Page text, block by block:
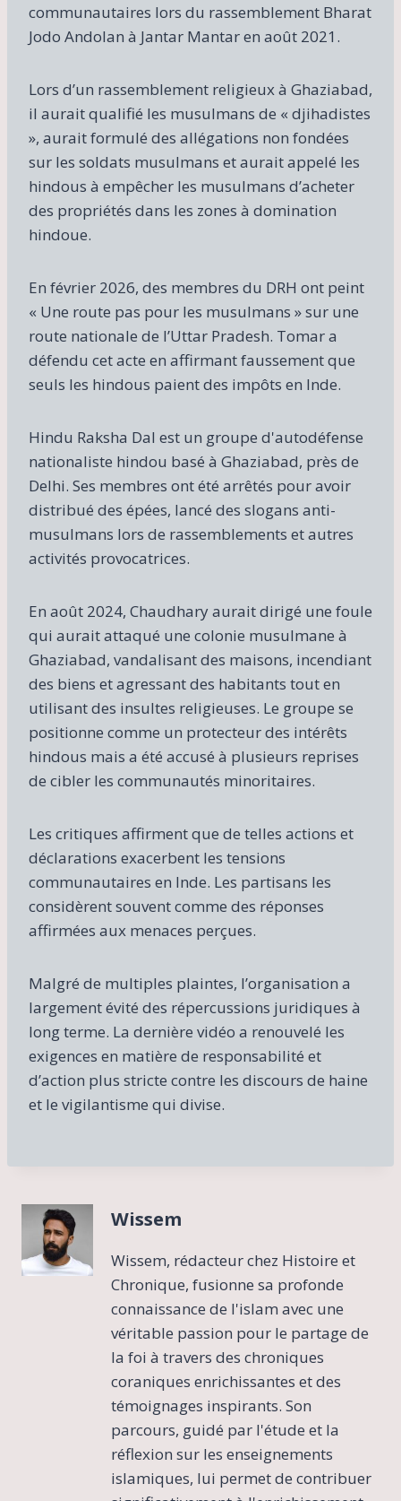
communautaires lors du rassemblement Bharat
Jodo Andolan à Jantar Mantar en août 2021.
Lors d’un rassemblement religieux à Ghaziabad,
il aurait qualifié les musulmans de « djihadistes
», aurait formulé des allégations non fondées
sur les soldats musulmans et aurait appelé les
hindous à empêcher les musulmans d’acheter
des propriétés dans les zones à domination
hindoue.
En février 2026, des membres du DRH ont peint
« Une route pas pour les musulmans » sur une
route nationale de l’Uttar Pradesh. Tomar a
défendu cet acte en affirmant faussement que
seuls les hindous paient des impôts en Inde.
Hindu Raksha Dal est un groupe d'autodéfense
nationaliste hindou basé à Ghaziabad, près de
Delhi. Ses membres ont été arrêtés pour avoir
distribué des épées, lancé des slogans anti-
musulmans lors de rassemblements et autres
activités provocatrices.
En août 2024, Chaudhary aurait dirigé une foule
qui aurait attaqué une colonie musulmane à
Ghaziabad, vandalisant des maisons, incendiant
des biens et agressant des habitants tout en
utilisant des insultes religieuses. Le groupe se
positionne comme un protecteur des intérêts
hindous mais a été accusé à plusieurs reprises
de cibler les communautés minoritaires.
Les critiques affirment que de telles actions et
déclarations exacerbent les tensions
communautaires en Inde. Les partisans les
considèrent souvent comme des réponses
affirmées aux menaces perçues.
Malgré de multiples plaintes, l’organisation a
largement évité des répercussions juridiques à
long terme. La dernière vidéo a renouvelé les
exigences en matière de responsabilité et
d’action plus stricte contre les discours de haine
et le vigilantisme qui divise.
Wissem
Wissem, rédacteur chez Histoire et
Chronique, fusionne sa profonde
connaissance de l'islam avec une
véritable passion pour le partage de
la foi à travers des chroniques
coraniques enrichissantes et des
témoignages inspirants. Son
parcours, guidé par l'étude et la
réflexion sur les enseignements
islamiques, lui permet de contribuer